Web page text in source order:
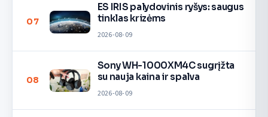
07
ES IRIS palydovinis ryšys: saugus
tinklas krizėms
2026-08-09
08
Sony WH-1000XM4C sugrįžta
su nauja kaina ir spalva
2026-08-09